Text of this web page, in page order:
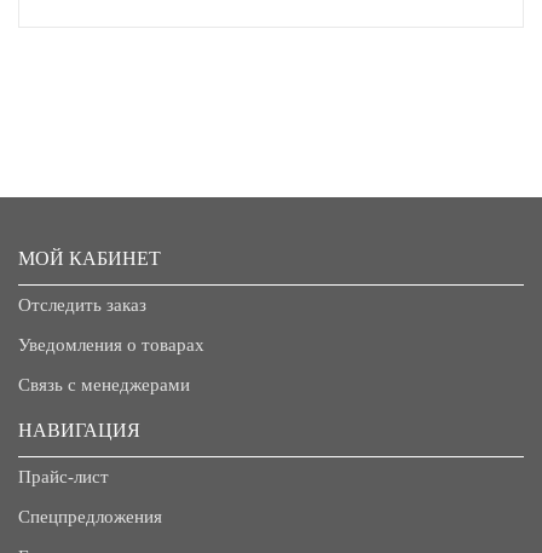
МОЙ КАБИНЕТ
Отследить заказ
Уведомления о товарах
Связь с менеджерами
НАВИГАЦИЯ
Прайс-лист
Спецпредложения